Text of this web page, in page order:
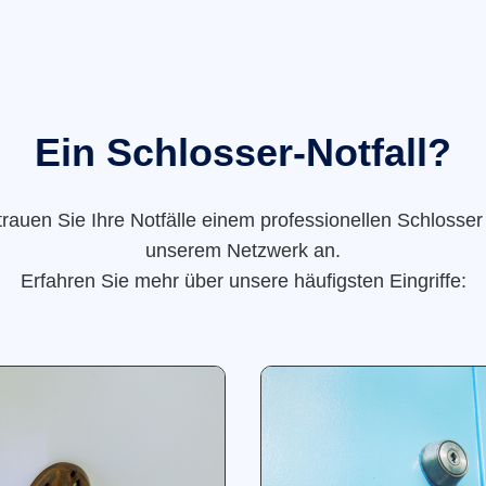
Ein Schlosser-Notfall?
Sie Ihre Notfälle einem professionellen
unserem Netzwerk an.
Erfahren Sie mehr über unsere häufigsten Eingriffe: